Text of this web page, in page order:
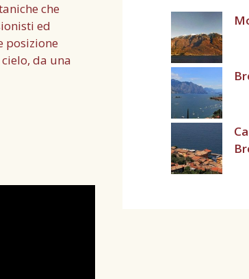
che
ed
posizione
da una